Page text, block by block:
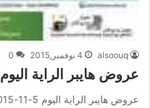
alsoouq 4 نوفمبر,2015 0
عروض هايبر الراية اليوم 5-11-2015